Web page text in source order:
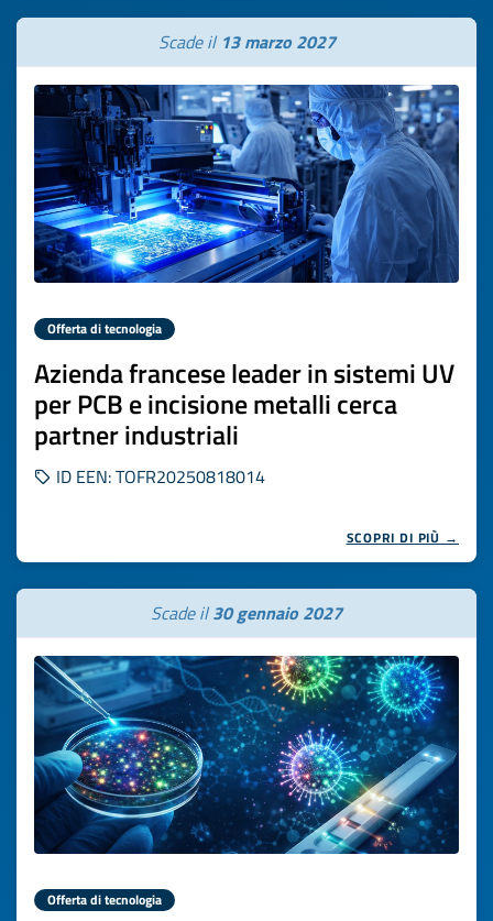
Scade il 13 marzo 2027
Offerta di tecnologia
Azienda francese leader in sistemi UV
per PCB e incisione metalli cerca
partner industriali
ID EEN: TOFR20250818014
SCOPRI DI PIÙ →
Scade il30 gennaio 2027
Offerta di tecnologia